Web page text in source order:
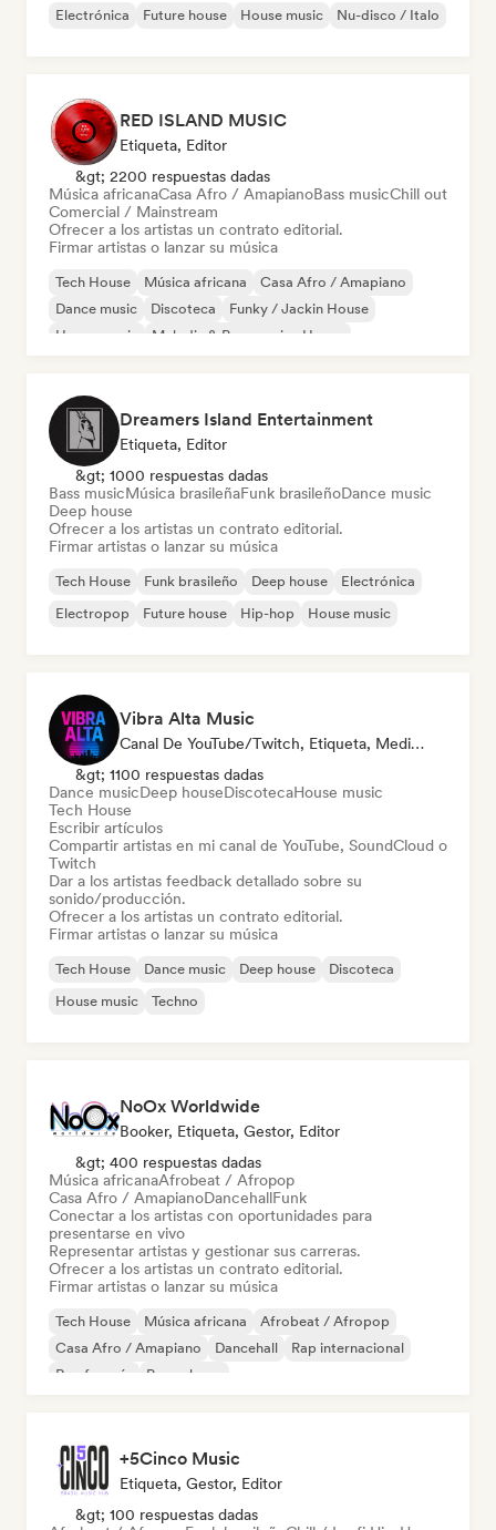
Electrónica
Future house House music Nu-disco / Italo
RED ISLAND MUSIC
Etiqueta, Editor
&gt; 2200 respuestas dadas
Música africanaCasa Afro / AmapianoBass musicChill out
Comercial / Mainstream
Ofrecer a los artistas un contrato editorial.
Firmar artistas o lanzar su música
Tech House Música africana
Casa Afro / Amapiano
Dance music
Discoteca
Funky / Jackin House
House music
Melodic & Progressive House
Dreamers Island Entertainment
Etiqueta, Editor
&gt; 1000 respuestas dadas
Bass musicMúsica brasileñaFunk brasileñoDance music
Deep house
Ofrecer a los artistas un contrato editorial.
Firmar artistas o lanzar su música
Tech House Funk brasileño Deep house
Electrónica
Electropop
Future house Hip-hop House music
Vibra Alta Music
Canal De YouTube/Twitch, Etiqueta, Medios De Comunicación/Periodista, Editor, Experto En Sonido
&gt; 1100 respuestas dadas
Dance musicDeep houseDiscotecaHouse music
Tech House
Escribir artículos
Compartir artistas en mi canal de YouTube, SoundCloud o
Twitch
Dar a los artistas feedback detallado sobre su
sonido/producción.
Ofrecer a los artistas un contrato editorial.
Firmar artistas o lanzar su música
Tech House Dance music Deep house
Discoteca
House music
Techno
NoOx Worldwide
Booker, Etiqueta, Gestor, Editor
&gt; 400 respuestas dadas
Música africanaAfrobeat / Afropop
Casa Afro / AmapianoDancehallFunk
Conectar a los artistas con oportunidades para
presentarse en vivo
Representar artistas y gestionar sus carreras.
Ofrecer a los artistas un contrato editorial.
Firmar artistas o lanzar su música
Tech House Música africana
Afrobeat / Afropop
Casa Afro / Amapiano
Dancehall
Rap internacional
Rap francés
Pop urbano
+5Cinco Music
Etiqueta, Gestor, Editor
&gt; 100 respuestas dadas